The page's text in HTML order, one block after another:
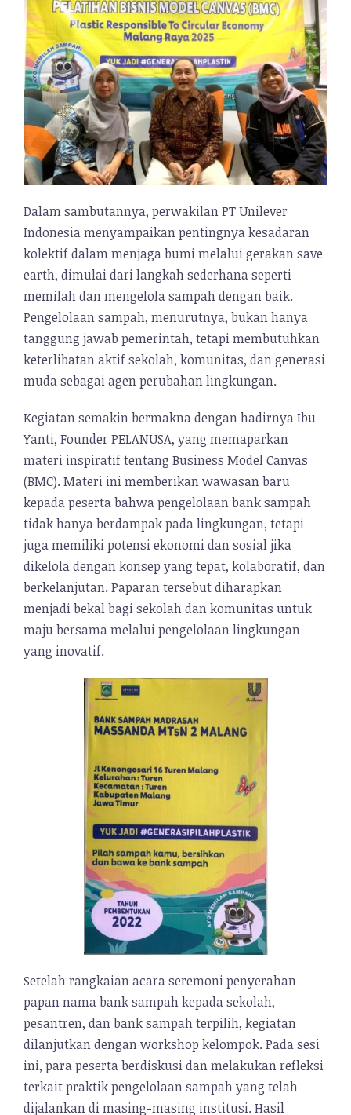
Dalam sambutannya, perwakilan PT Unilever
Indonesia menyampaikan pentingnya kesadaran
kolektif dalam menjaga bumi melalui gerakan save
earth, dimulai dari langkah sederhana seperti
memilah dan mengelola sampah dengan baik.
Pengelolaan sampah, menurutnya, bukan hanya
tanggung jawab pemerintah, tetapi membutuhkan
keterlibatan aktif sekolah, komunitas, dan generasi
muda sebagai agen perubahan lingkungan.
Kegiatan semakin bermakna dengan hadirnya Ibu
Yanti, Founder PELANUSA, yang memaparkan
materi inspiratif tentang Business Model Canvas
(BMC). Materi ini memberikan wawasan baru
kepada peserta bahwa pengelolaan bank sampah
tidak hanya berdampak pada lingkungan, tetapi
juga memiliki potensi ekonomi dan sosial jika
dikelola dengan konsep yang tepat, kolaboratif, dan
berkelanjutan. Paparan tersebut diharapkan
menjadi bekal bagi sekolah dan komunitas untuk
maju bersama melalui pengelolaan lingkungan
yang inovatif.
Setelah rangkaian acara seremoni penyerahan
papan nama bank sampah kepada sekolah,
pesantren, dan bank sampah terpilih, kegiatan
dilanjutkan dengan workshop kelompok. Pada sesi
ini, para peserta berdiskusi dan melakukan refleksi
terkait praktik pengelolaan sampah yang telah
dijalankan di masing-masing institusi. Hasil